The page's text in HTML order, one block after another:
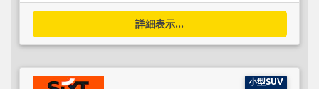
詳細表示...
小型SUV